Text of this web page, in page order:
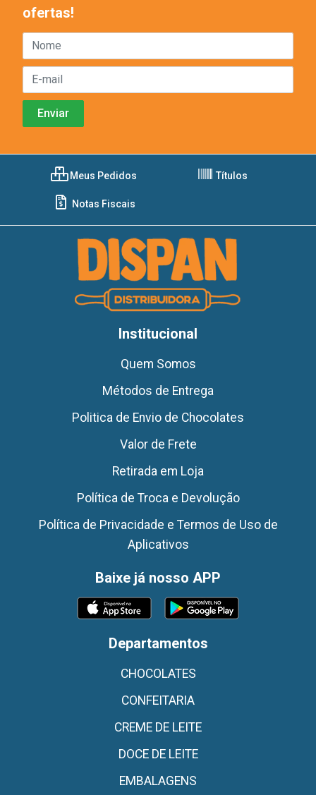
ofertas!
Meus Pedidos Títulos
Notas Fiscais
Institucional
Quem Somos
Métodos de Entrega
Politica de Envio de Chocolates
Valor de Frete
Retirada em Loja
Política de Troca e Devolução
Política de Privacidade e Termos de Uso de
Aplicativos
Baixe já nosso APP
Departamentos
CHOCOLATES
CONFEITARIA
CREME DE LEITE
DOCE DE LEITE
EMBALAGENS